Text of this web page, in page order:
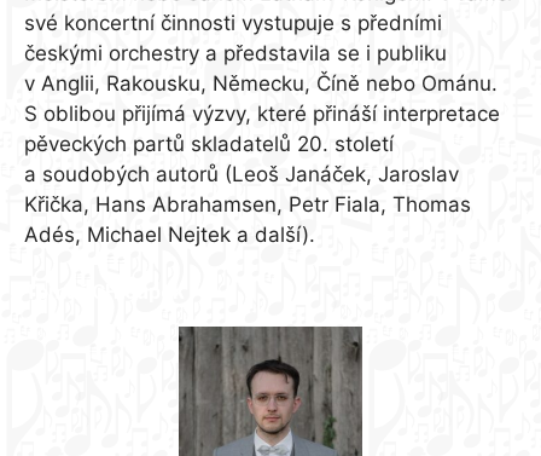
své koncertní činnosti vystupuje s předními
českými orchestry a představila se i publiku
v Anglii, Rakousku, Německu, Číně nebo Ománu.
S oblibou přijímá výzvy, které přináší interpretace
pěveckých partů skladatelů 20. století
a soudobých autorů (Leoš Janáček, Jaroslav
Křička, Hans Abrahamsen, Petr Fiala, Thomas
Adés, Michael Nejtek a další).